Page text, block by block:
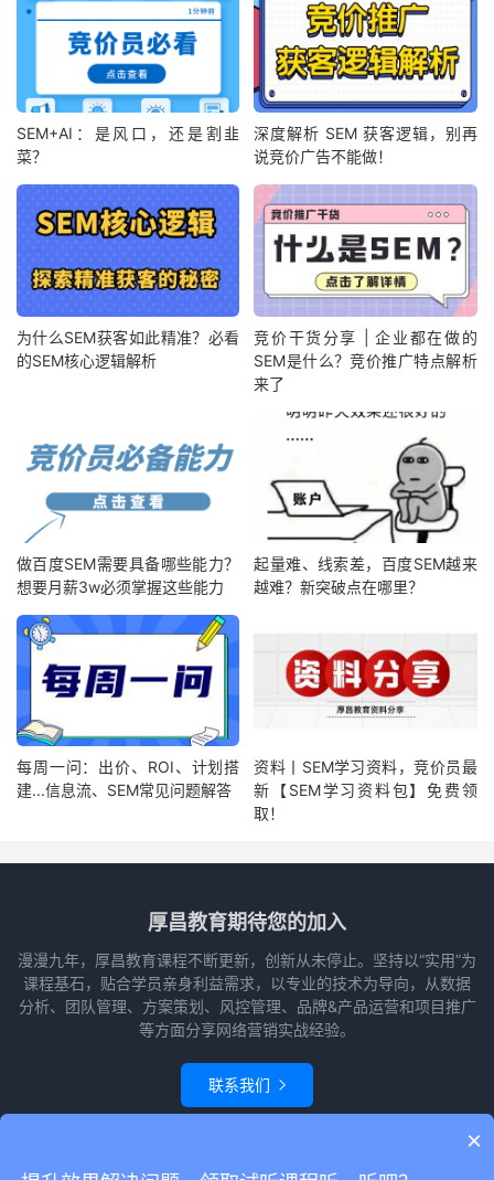
SEM+AI：是风口，还是割韭
菜？
深度解析 SEM 获客逻辑，别再
说竞价广告不能做！
为什么SEM获客如此精准？必看
的SEM核心逻辑解析
竞价干货分享 | 企业都在做的
SEM是什么？竞价推广特点解析
来了
做百度SEM需要具备哪些能力？
想要月薪3w必须掌握这些能力
起量难、线索差，百度SEM越来
越难？新突破点在哪里？
每周一问：出价、ROI、计划搭
建...信息流、SEM常见问题解答
资料丨SEM学习资料，竞价员最
新【SEM学习资料包】免费领
取！
厚昌教育期待您的加入
漫漫九年，厚昌教育课程不断更新，创新从未停止。坚持以“实用”为
课程基石，贴合学员亲身利益需求，以专业的技术为导向，从数据
分析、团队管理、方案策划、风控管理、品牌&产品运营和项目推广
等方面分享网络营销实战经验。
联系我们 
×